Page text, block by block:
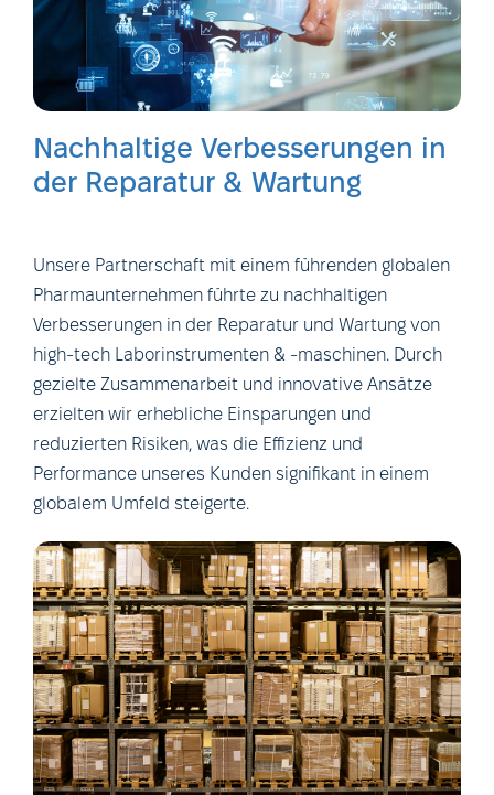
Nachhaltige Verbesserungen in
der Reparatur & Wartung
Unsere Partnerschaft mit einem führenden globalen
Pharmaunternehmen führte zu nachhaltigen
Verbesserungen in der Reparatur und Wartung von
high-tech Laborinstrumenten & -maschinen. Durch
gezielte Zusammenarbeit und innovative Ansätze
erzielten wir erhebliche Einsparungen und
reduzierten Risiken, was die Effizienz und
Performance unseres Kunden signifikant in einem
globalem Umfeld steigerte.